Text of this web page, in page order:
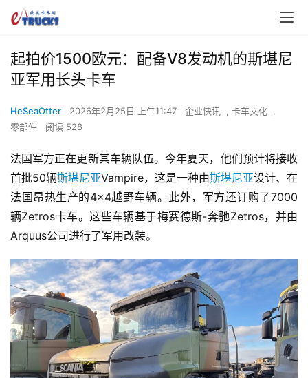
起拍价1500欧元：配备V8发动机的斯堪尼
亚军用长头卡车
HeSeaOtter 2026年2月25日 上午11:47 企业快讯 , 卡车文化
,
零部件
阅读 528
法国军方正在更新其车辆队伍。今年夏天，他们预计将接收
首批50辆斯堪尼亚Vampire，这是一种由斯堪尼亚设计、在
法国昂热生产的4×4越野车辆。此外，军方还订购了7000
辆Zetros卡车。这些车辆基于梅赛德斯-奔驰Zetros，并由
Arquus公司进行了军用改装。